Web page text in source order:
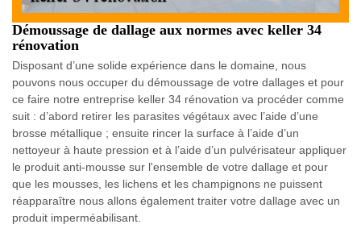
Démoussage de dallage aux normes avec keller 34
rénovation
Disposant d’une solide expérience dans le domaine, nous
pouvons nous occuper du démoussage de votre dallages et pour
ce faire notre entreprise keller 34 rénovation va procéder comme
suit : d’abord retirer les parasites végétaux avec l’aide d’une
brosse métallique ; ensuite rincer la surface à l’aide d’un
nettoyeur à haute pression et à l’aide d’un pulvérisateur appliquer
le produit anti-mousse sur l'ensemble de votre dallage et pour
que les mousses, les lichens et les champignons ne puissent
réapparaître nous allons également traiter votre dallage avec un
produit imperméabilisant.